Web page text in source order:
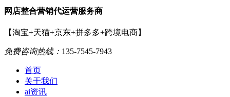
网店整合营销代运营服务商
【淘宝+天猫+京东+拼多多+跨境电商】
免费咨询热线： 135-7545-7943
首页
关于我们
ai资讯